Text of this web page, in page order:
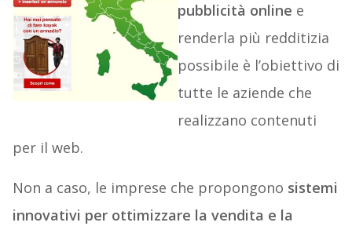
pubblicità online e
renderla più redditizia
possibile è l’obiettivo di
tutte le aziende che
realizzano contenuti
per il web.
Non a caso, le imprese che propongono sistemi
innovativi per ottimizzare la vendita e la